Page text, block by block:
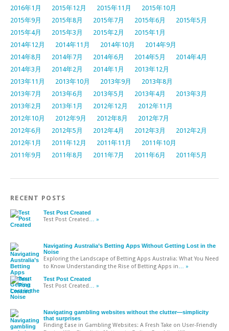
2016年1月
2015年12月 2015年11月
2015年10月
2015年9月
2015年8月 2015年7月 2015年6月
2015年5月
2015年4月
2015年3月 2015年2月
2015年1月
2014年12月
2014年11月 2014年10月
2014年9月
2014年8月
2014年7月 2014年6月 2014年5月
2014年4月
2014年3月
2014年2月 2014年1月
2013年12月
2013年11月
2013年10月 2013年9月
2013年8月
2013年7月
2013年6月 2013年5月 2013年4月
2013年3月
2013年2月
2013年1月 2012年12月
2012年11月
2012年10月
2012年9月 2012年8月
2012年7月
2012年6月
2012年5月 2012年4月 2012年3月
2012年2月
2012年1月
2011年12月 2011年11月
2011年10月
2011年9月
2011年8月 2011年7月 2011年6月 2011年5月
RECENT POSTS
Test Post Created
Test Post Created … »
Navigating Australia’s Betting Apps Without Getting Lost in the
Noise
Exploring the Landscape of Betting Apps Australia: What You Need
to Know Understanding the Rise of Betting Apps in … »
Test Post Created
Test Post Created … »
Navigating gambling websites without the clutter—simplicity
that surprises
Finding Ease in Gambling Websites: A Fresh Take on User-Friendly